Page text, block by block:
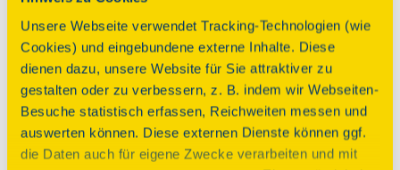
Unsere Webseite verwendet Tracking-Technologien (wie
Cookies) und eingebundene externe Inhalte. Diese
dienen dazu, unsere Website für Sie attraktiver zu
gestalten oder zu verbessern, z. B. indem wir Webseiten-
Besuche statistisch erfassen, Reichweiten messen und
auswerten können. Diese externen Dienste können ggf.
die Daten auch für eigene Zwecke verarbeiten und mit
kulturhistorische Bedeutung des Ensembles. Ein
besonderer Schwerpunkt liegt auf der
authentischen Vermittlung der Denkmalpflege:
Besucher-/innen erhalten Einblicke in laufende
und abgeschlossene Restaurierungsmaßnahmen
und erfahren, mit welchen handwerklichen
Techniken und Materialien historische Substanz